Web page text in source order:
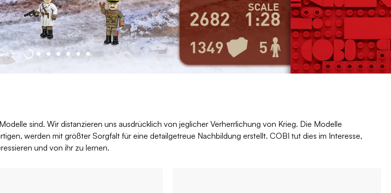
sind. Wir distanzieren uns ausdrücklich von jeglicher Verherrlichung von Krieg. Die Modelle
werden mit größter Sorgfalt für eine detailgetreue Nachbildung erstellt. COBI tut dies im Interesse,
und von ihr zu lernen.